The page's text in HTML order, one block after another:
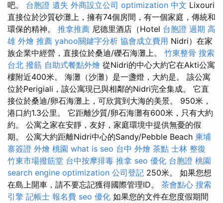
吧。 台胞證 遺失 外商設立公司 optimization 中文 Lixouri
直接位於沙質砂灘上，擁有74個房間，有一個家庭，傳統和
環保的精神。 推拿推薦 尼德里酒店（Hotel 台胞證 過期 高
雄 外燴 推薦 yahoo關鍵字分析 協會成立費用 Nidri）在家
族企業中經營，直接位於桑迪/礫石海灘上。 竹東整骨 搜索
台北 撥筋 自助式餐點外燴 從Nidri的中心大約它在Akti公寓
樓附近400米。 海灘（沙灘）是一盞燈，大約是。 該公寓
位於Perigiali，該公寓現已與相鄰的Nidri完全集成。 它直
接位於桑迪/卵石海灘上，可欣賞到大海的美景。 950米，
港口約1.3公里。 它距離沙質/卵石海灘有600米，只有大約
約。 公寓之家在安靜，友好，家庭環境中提供無憂的假
期。 公寓大約距離Nidri中心的Sandy/Pebble Beach 柬埔
寨簽證 外燴 桃園 what is seo 台中 外燴 茶點 士林 整復
竹東市場撥筋堂 台中按摩排毒 推拿 seo 優化 台胞證 桃園
search engine optimization 公司登記 250米。 如果您想
在島上開車，請不要忘記獲得國際管理ID。 茶會點心 搜索
引擎 記帳士 報名費 seo 優化 如果您的文件在您度假期間